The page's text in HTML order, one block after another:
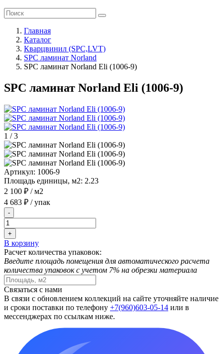
Главная
Каталог
Кварцвинил (SPC,LVT)
SPC ламинат Norland
SPC ламинат Norland Eli (1006-9)
SPC ламинат Norland Eli (1006-9)
1 /3
Артикул: 1006-9
Площадь единицы, м2: 2.23
2 100 ₽ / м2
4 683 ₽ / упак
-
+
В корзину
Расчет количества упаковок:
Введите площадь помещения для автоматического расчета
количества упаковок с учетом 7% на обрезки материала
Связаться с нами
В связи с обновлением коллекций на сайте уточняйте наличие
и сроки поставки по телефону +7(960)603-05-14 или в
мессенджерах по ссылкам ниже.